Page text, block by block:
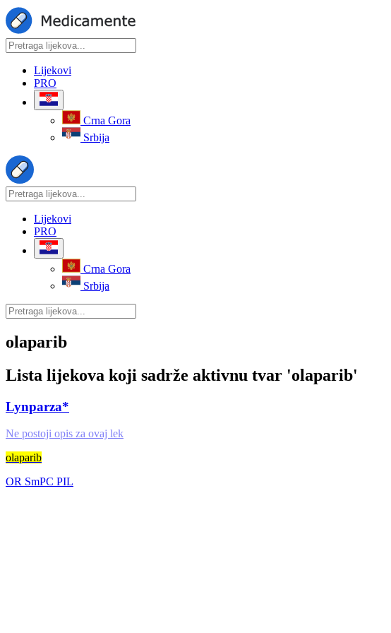
Lijekovi
PRO
Crna Gora
Srbija
Lijekovi
PRO
Crna Gora
Srbija
olaparib
Lista lijekova koji sadrže aktivnu tvar 'olaparib'
Lynparza*
Ne postoji opis za ovaj lek
olaparib
OR SmPC PIL